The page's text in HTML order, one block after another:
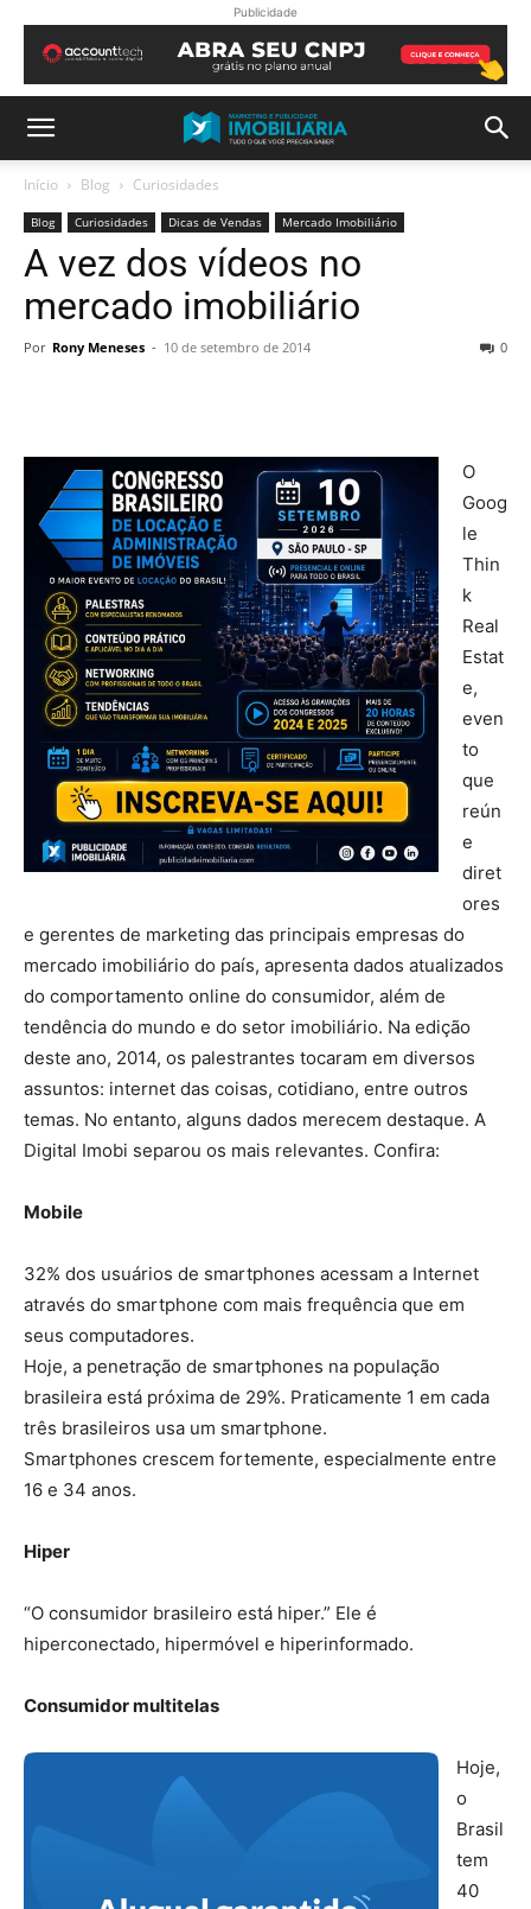
Publicidade
Início Blog Curiosidades
Blog Curiosidades Dicas de Vendas Mercado Imobiliário
A vez dos vídeos no
mercado imobiliário
Por Rony Meneses - 10 de setembro de 2014 0
O
Goog
le
Thin
k
Real
Estat
e,
even
to
que
reún
e
diret
ores
e gerentes de marketing das principais empresas do
mercado imobiliário do país, apresenta dados atualizados
do comportamento online do consumidor, além de
tendência do mundo e do setor imobiliário. Na edição
deste ano, 2014, os palestrantes tocaram em diversos
assuntos: internet das coisas, cotidiano, entre outros
temas. No entanto, alguns dados merecem destaque. A
Digital Imobi separou os mais relevantes. Confira:
Mobile
32% dos usuários de smartphones acessam a Internet
através do smartphone com mais frequência que em
seus computadores.
Hoje, a penetração de smartphones na população
brasileira está próxima de 29%. Praticamente 1 em cada
três brasileiros usa um smartphone.
Smartphones crescem fortemente, especialmente entre
16 e 34 anos.
Hiper
“O consumidor brasileiro está hiper.” Ele é
hiperconectado, hipermóvel e hiperinformado.
Consumidor multitelas
Hoje,
o
Brasil
tem
40